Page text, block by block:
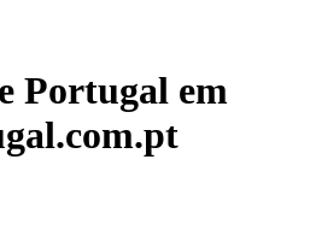
Portugal em